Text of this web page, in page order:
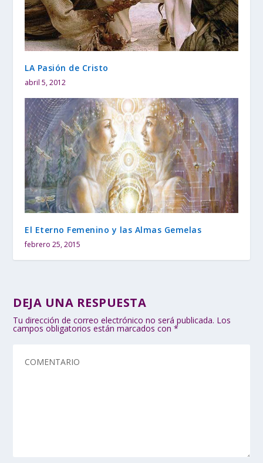
LA Pasión de Cristo
abril 5, 2012
El Eterno Femenino y las Almas Gemelas
febrero 25, 2015
DEJA UNA RESPUESTA
Tu dirección de correo electrónico no será publicada. Los
campos obligatorios están marcados con*